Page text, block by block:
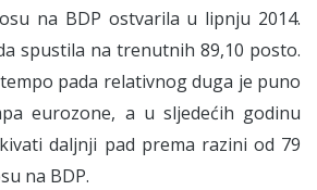
na BDP ostvarila u lipnju 2014.
spustila na trenutnih 89,10 posto.
pada relativnog duga je puno
eurozone, a u sljedećih godinu
daljnji pad prema razini od 79
na BDP.